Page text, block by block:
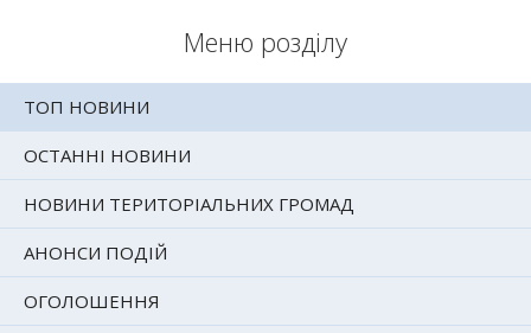
Меню розділу
ТОП НОВИНИ
ОСТАННІ НОВИНИ
НОВИНИ ТЕРИТОРІАЛЬНИХ ГРОМАД
АНОНСИ ПОДІЙ
ОГОЛОШЕННЯ